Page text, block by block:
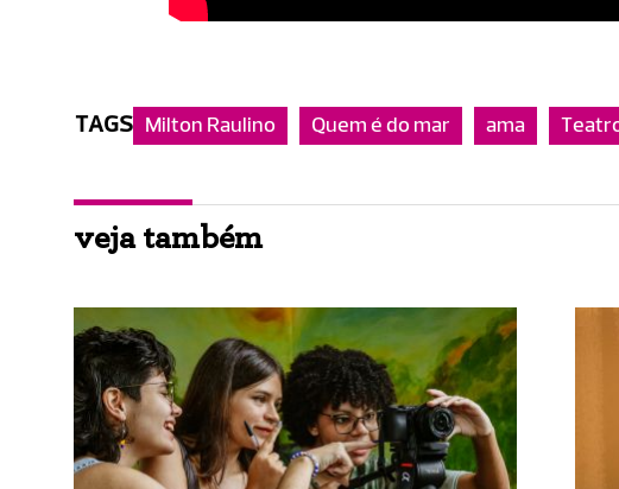
TAGS Milton Raulino Quem é do mar ama
veja também